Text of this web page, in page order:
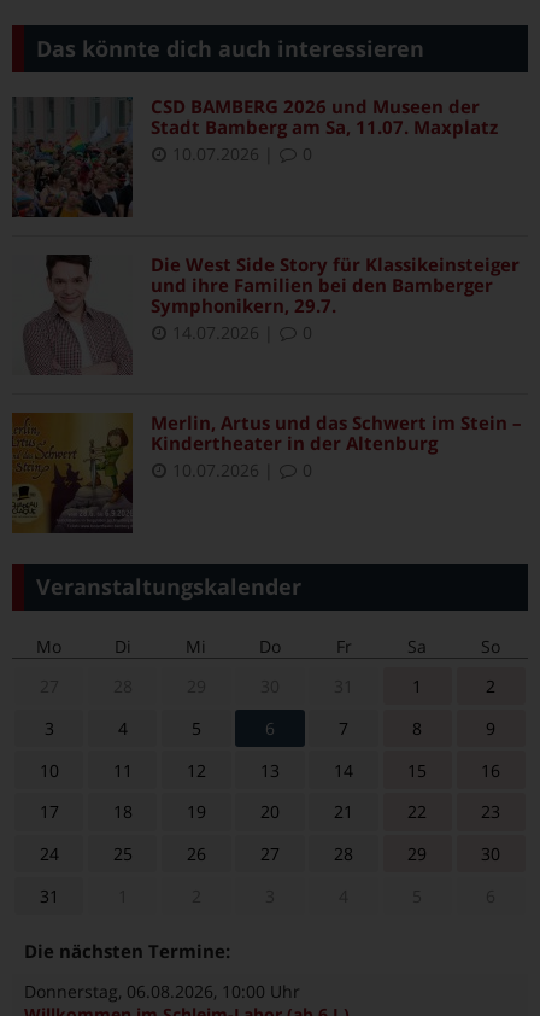
Das könnte dich auch interessieren
CSD BAMBERG 2026 und Museen der
Stadt Bamberg am Sa, 11.07. Maxplatz
10.07.2026 0
Die West Side Story für Klassikeinsteiger
und ihre Familien bei den Bamberger
Symphonikern, 29.7.
14.07.2026 0
Merlin, Artus und das Schwert im Stein –
Kindertheater in der Altenburg
10.07.2026 0
Veranstaltungskalender
Mo Di Mi Do Fr Sa
So
1
2
3
4 5 6 7 8
9
10
11 12 13 14 15
16
17
18 19 20 21 22
23
24
25 26 27 28 29
30
31
Die nächsten Termine:
Donnerstag, 06.08.2026, 10:00 Uhr